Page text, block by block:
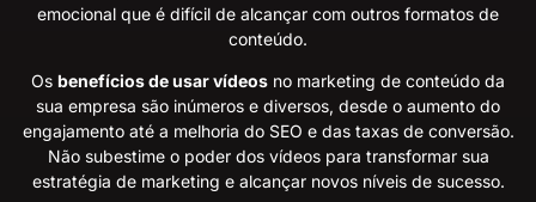
emocional que é difícil de alcançar com outros formatos de
conteúdo.
Os benefícios de usar vídeos no marketing de conteúdo da
sua empresa são inúmeros e diversos, desde o aumento do
engajamento até a melhoria do SEO e das taxas de conversão.
Não subestime o poder dos vídeos para transformar sua
estratégia de marketing e alcançar novos níveis de sucesso.